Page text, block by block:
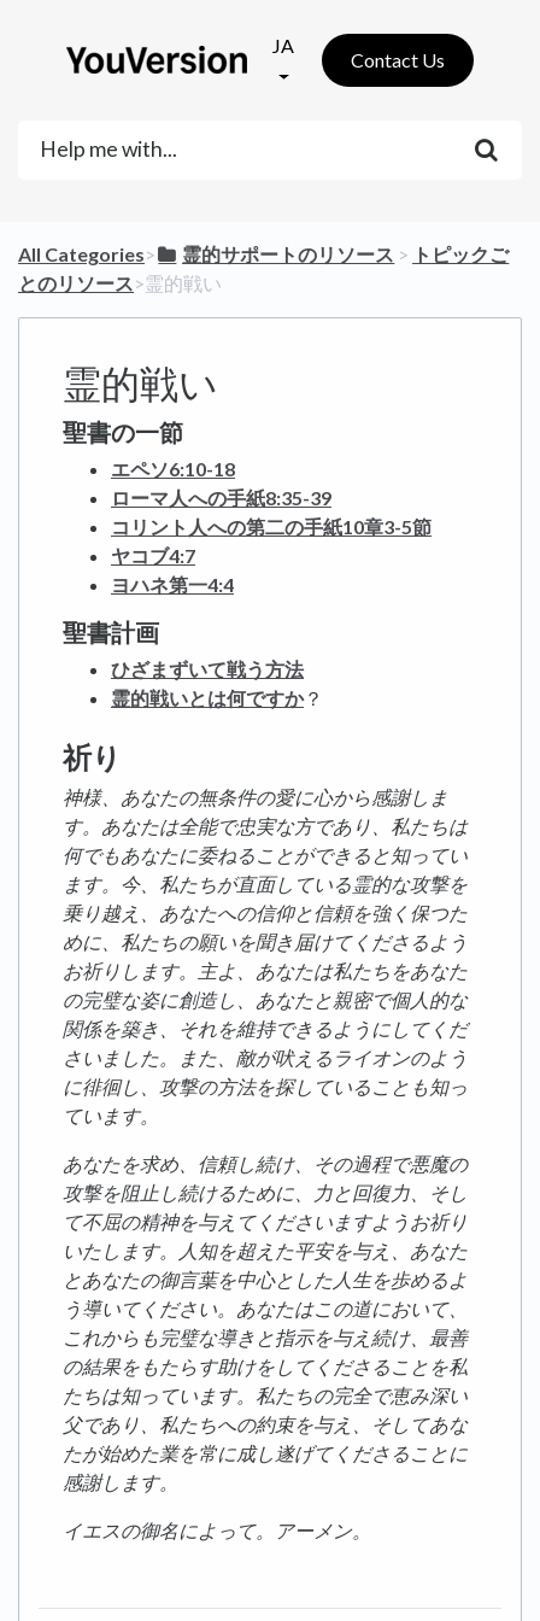
JA
Contact Us
All Categories​>​ ​霊的サポートのリソース ​ > ​ ​トピックご
とのリソース​>​ 霊的戦い
霊的戦い
聖書の一節
エペソ6:10-18
ローマ人への手紙8:35-39
コリント人への第二の手紙10章3-5節
ヤコブ4:7
ヨハネ第一4:4
聖書計画
ひざまずいて戦う方法
霊的戦いとは何ですか？
祈り
神様、あなたの無条件の愛に心から感謝しま
す。あなたは全能で忠実な方であり、私たちは
何でもあなたに委ねることができると知ってい
ます。今、私たちが直面している霊的な攻撃を
乗り越え、あなたへの信仰と信頼を強く保つた
めに、私たちの願いを聞き届けてくださるよう
お祈りします。主よ、あなたは私たちをあなた
の完璧な姿に創造し、あなたと親密で個人的な
関係を築き、それを維持できるようにしてくだ
さいました。また、敵が吠えるライオンのよう
に徘徊し、攻撃の方法を探していることも知っ
ています。
あなたを求め、信頼し続け、その過程で悪魔の
攻撃を阻止し続けるために、力と回復力、そし
て不屈の精神を与えてくださいますようお祈り
いたします。人知を超えた平安を与え、あなた
とあなたの御言葉を中心とした人生を歩めるよ
う導いてください。あなたはこの道において、
これからも完璧な導きと指示を与え続け、最善
の結果をもたらす助けをしてくださることを私
たちは知っています。私たちの完全で恵み深い
父であり、私たちへの約束を与え、そしてあな
たが始めた業を常に成し遂げてくださることに
感謝します。
イエスの御名によって。アーメン。